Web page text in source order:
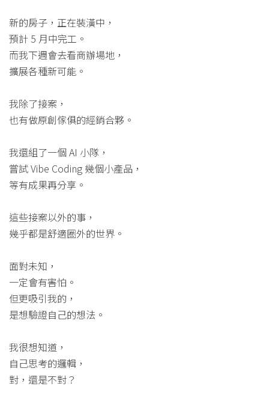
新的房子，正在裝潢中，
預計 5 月中完工。
而我下週會去看商辦場地，
擴展各種新可能。
我除了接案，
也有做原創傢俱的經銷合夥。
我還組了一個 AI 小隊，
嘗試 Vibe Coding 幾個小產品，
等有成果再分享。
這些接案以外的事，
幾乎都是舒適圈外的世界。
面對未知，
一定會有害怕。
但更吸引我的，
是想驗證自己的想法。
我很想知道，
自己思考的邏輯，
對，還是不對？